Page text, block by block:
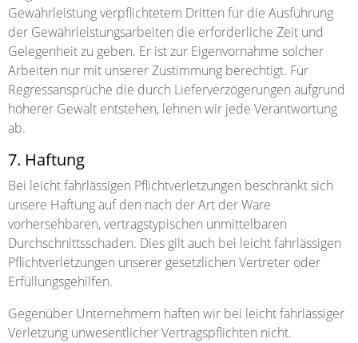
Gewährleistung verpflichtetem Dritten für die Ausführung
der Gewährleistungsarbeiten die erforderliche Zeit und
Gelegenheit zu geben. Er ist zur Eigenvornahme solcher
Arbeiten nur mit unserer Zustimmung berechtigt. Für
Regressansprüche die durch Lieferverzögerungen aufgrund
höherer Gewalt entstehen, lehnen wir jede Verantwortung
ab.
7. Haftung
Bei leicht fahrlässigen Pflichtverletzungen beschränkt sich
unsere Haftung auf den nach der Art der Ware
vorhersehbaren, vertragstypischen unmittelbaren
Durchschnittsschaden. Dies gilt auch bei leicht fahrlässigen
Pflichtverletzungen unserer gesetzlichen Vertreter oder
Erfüllungsgehilfen.
Gegenüber Unternehmern haften wir bei leicht fahrlässiger
Verletzung unwesentlicher Vertragspflichten nicht.